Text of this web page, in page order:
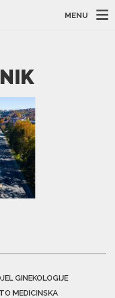
MENU
GINEKOLOGIJE
MEDICINSKA